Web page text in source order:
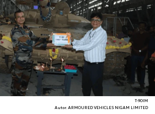
T-90IM
Autor. ARMOURED VEHICLES NIGAM LIMITED